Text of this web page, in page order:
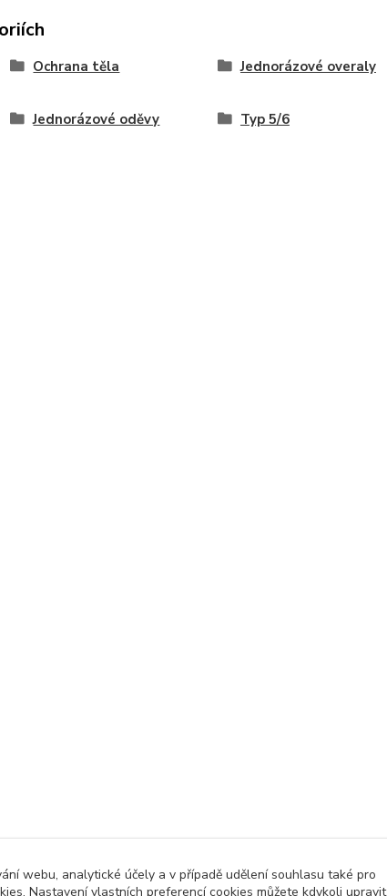
Ochrana těla Jednorázové overaly
Jednorázové oděvy Typ 5/6
webu, analytické účely a v případě udělení souhlasu také pro
Nastavení vlastních preferencí cookies můžete kdykoli upravit